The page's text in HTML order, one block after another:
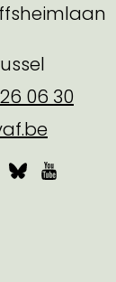
06 30
LinkedIn
Bluesky